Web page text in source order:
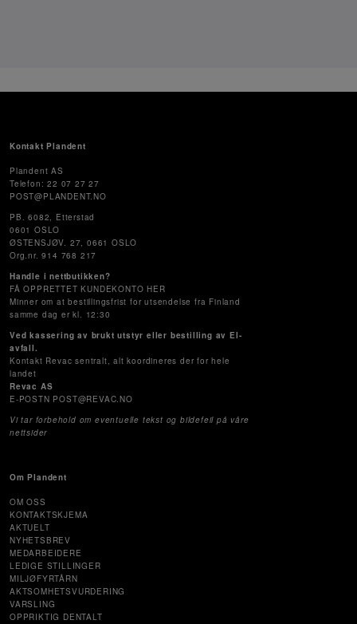
Kontakt Plandent
Plandent AS
Telefon: 22 07 27 27
POST@PLANDENT.NO
PB. 6082, Etterstad
0601 OSLO
ØSTENSJØV. 27, 0661 OSLO
Org.nr. 914 768 217
Handle i nettbutikken?
FÅ OPPRETTET KUNDEKONTO HER
Minner om at bestillingsfrist for utsendelse fra Finland
samme dag er kl. 12:30
Ved kassering av brukt utstyr eller bestilling av El-
avfall.
Kontakt Revac sentralt, alt koordineres der for hele
landet
Revac AS
E-POSTN POST@REVAC.NO
Vi tar forbehold om eventuelle tekst og bildefeil på våre
nettsider
Om Plandent
OM OSS
KONTAKTSKJEMA
AKTUELT
NYHETSBREV
MEDARBEIDERE
LEDIGE STILLINGER
MILJØFYRTÅRN
AKTSOMHETSVURDERING
VARSLING
OPPRIKTIG DENTALT